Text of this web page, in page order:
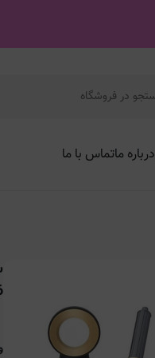
درباره ماتماس با ما